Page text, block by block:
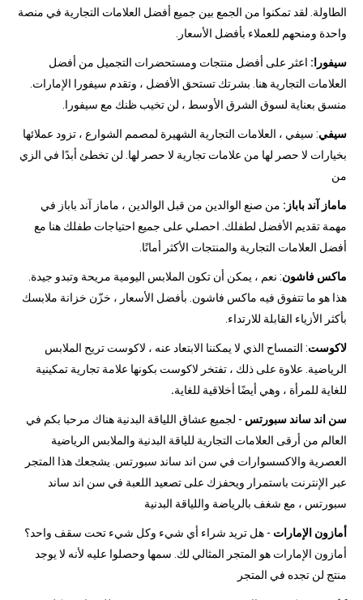
الطاولة. لقد تمكنوا من الجمع بين جميع أفضل العلامات التجارية في منصة
واحدة ومنحهم للعملاء بأفضل الأسعار.
سيفورا: اعثر على أفضل منتجات ومستحضرات التجميل من أفضل
العلامات التجارية هنا. بشرتك تستحق الأفضل ، وتقدم سيفورا الإمارات.
منسق بعناية لسوق الشرق الأوسط ، لن تخيب ظنك مع سيفورا.
سيفي: سيفي ، العلامات التجارية الشهيرة لمصمم الشوارع ، تزود عملائها
بخيارات لا حصر لها من علامات تجارية لا حصر لها. لن تخطئ أبدًا في الزي
من
ماماز آند باباز: من صنع الوالدين من قبل الوالدين ، ماماز آند باباز في
مهمة تقديم الأفضل لطفلك. احصلي على جميع احتياجات طفلك هنا مع
أفضل العلامات التجارية والمنتجات الأكثر أمانًا.
ماكس فاشون: نعم ، يمكن أن تكون الملابس اليومية مريحة وتبدو جيدة.
هذا هو ما تتفوق فيه ماكس فاشون. بأفضل الأسعار ، خزّن خزانة ملابسك
بأكثر الأزياء القابلة للارتداء.
لاكوست: التمساح الذي لا يمكننا الابتعاد عنه ، لاكوست تريح الملابس
الرياضية. علاوة على ذلك ، تفتخر لاكوست بكونها علامة تجارية تمكينية
للغاية للمرأة ، وهي أيضًا أخلاقية للغاية.
سن اند ساند سبورتس - لجميع عشاق اللياقة البدنية هناك مرحبا بكم في
العالم من أرقى العلامات التجارية للياقة البدنية والملابس الرياضية
العصرية والاكسسوارات في سن اند ساند سبورتس. يشجعك هذا المتجر
عبر الإنترنت باستمرار ويحفزك على تصعيد اللعبة في سن اند ساند
سبورتس ، مع شغف بالرياضة واللياقة البدنية
أمازون الإمارات - هل تريد شراء أي شيء وكل شيء تحت سقف واحد؟
أمازون الإمارات هو المتجر المثالي لك. سمها وحصلوا عليه لأنه لا يوجد
منتج لن تجده في المتجر